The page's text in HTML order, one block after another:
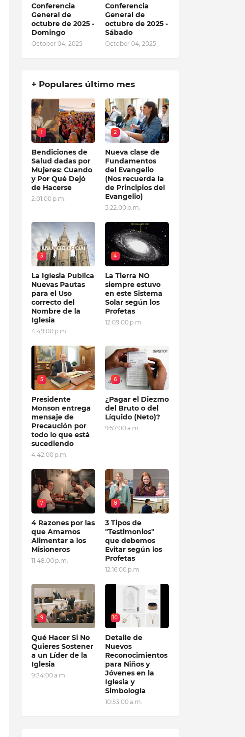
Conferencia
General de
octubre de 2025 -
Domingo
October 04, 2025
Conferencia
General de
octubre de 2025 -
Sábado
October 04, 2025
+ Populares último mes
1
Bendiciones de
Salud dadas por
Mujeres: Cuando
y Por Qué Dejó
de Hacerse
2:01:00 p.m.
2
Nueva clase de
Fundamentos
del Evangelio
(Nos recuerda la
de Principios del
Evangelio)
5:22:00 p.m.
3
La Iglesia Publica
Nuevas Pautas
para el Uso
correcto del
Nombre de la
Iglesia
4:49:00 p.m.
4
La Tierra NO
siempre estuvo
en este Sistema
Solar según los
Profetas
12:09:00 p.m.
5
Presidente
Monson entrega
mensaje de
Precaución por
todo lo que está
sucediendo
4:42:00 p.m.
6
¿Pagar el Diezmo
del Bruto o del
Líquido (Neto)?
9:57:00 a.m.
7
4 Razones por las
que Amamos
Alimentar a los
Misioneros
11:48:00 p.m.
8
3 Tipos de
"Testimonios"
que debemos
Evitar según los
Profetas
12:16:00 p.m.
9
Qué Hacer Si No
Quieres Sostener
a un Líder de la
Iglesia
9:34:00 a.m.
10
Detalle de
Nuevos
Reconocimientos
para Niños y
Jóvenes en la
Iglesia y
Simbología
10:53:00 a.m.